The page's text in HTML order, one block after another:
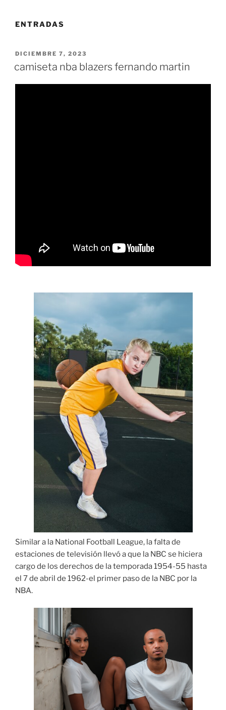
ENTRADAS
PUBLICADO
DICIEMBRE 7, 2023
camiseta nba blazers fernando martin
Similar a la National Football League, la falta de
estaciones de televisión llevó a que la NBC se hiciera
cargo de los derechos de la temporada 1954-55 hasta
el 7 de abril de 1962-el primer paso de la NBC por la
NBA.